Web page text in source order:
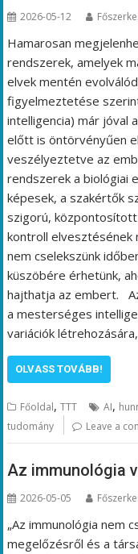
2026-05-12
Hamarosan
rendszerek, amelyek
elvek mentén
figyelmeztetése
intelligencia) már jóval
előtt is öntörvényűen
veszélyeztetve az
rendszerek a biológiai
képesek, a szakértők
szigorú,
kontroll elvesztésének
nem cselekszünk
küszöbére érhetünk,
hajthatja az embert.
a mesterséges
variációk
OLVASS TOVÁBB!
Főoldal,TTT AI,
tudomány Leave a
Az immunológia
2026-05-05
„Az immunológia nem
megelőzésről és a